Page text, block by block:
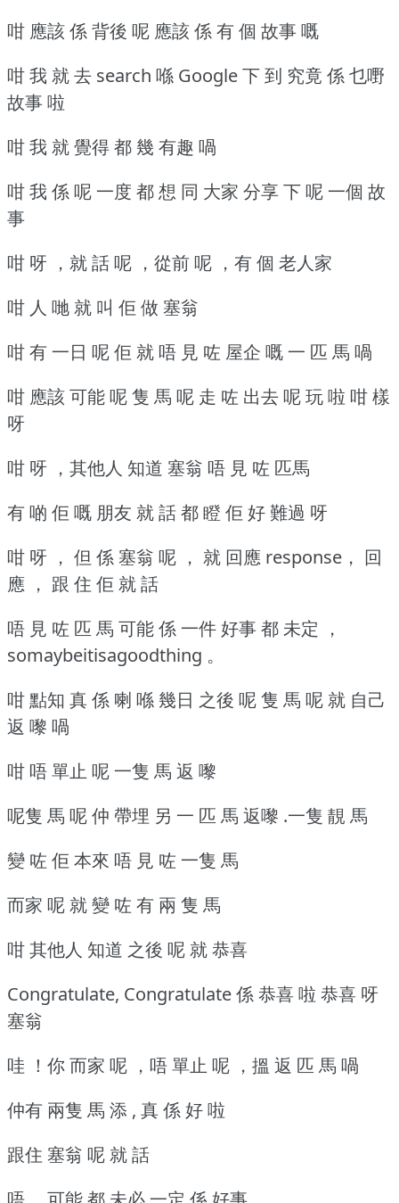
咁 應該 係 背後 呢 應該 係 有 個 故事 嘅
咁 我 就 去 search 喺 Google 下 到 究竟 係 乜嘢
故事 啦
咁 我 就 覺得 都 幾 有趣 喎
咁 我 係 呢 一度 都 想 同 大家 分享 下 呢 一個 故
事
咁 呀 ，就 話 呢 ，從前 呢 ，有 個 老人家
咁 人 哋 就 叫 佢 做 塞翁
咁 有 一日 呢 佢 就 唔 見 咗 屋企 嘅 一 匹 馬 喎
咁 應該 可能 呢 隻 馬 呢 走 咗 出去 呢 玩 啦 咁 樣
呀
咁 呀 ，其他人 知道 塞翁 唔 見 咗 匹馬
有 啲 佢 嘅 朋友 就 話 都 瞪 佢 好 難過 呀
咁 呀 ， 但 係 塞翁 呢 ， 就 回應 response， 回
應 ， 跟 住 佢 就 話
唔 見 咗 匹 馬 可能 係 一件 好事 都 未定 ，
somaybeitisagoodthing 。
咁 點知 真 係 喇 喺 幾日 之後 呢 隻 馬 呢 就 自己
返 嚟 喎
咁 唔 單止 呢 一隻 馬 返 嚟
呢隻 馬 呢 仲 帶埋 另 一 匹 馬 返嚟 .一隻 靚 馬
變 咗 佢 本來 唔 見 咗 一隻 馬
而家 呢 就 變 咗 有 兩 隻 馬
咁 其他人 知道 之後 呢 就 恭喜
Congratulate, Congratulate 係 恭喜 啦 恭喜 呀
塞翁
哇 ！你 而家 呢 ，唔 單止 呢 ，搵 返 匹 馬 喎
仲有 兩隻 馬 添 , 真 係 好 啦
跟住 塞翁 呢 就 話